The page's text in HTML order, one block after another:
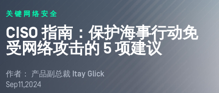
关键网络安全
CISO 指南：保护海事行动免
受网络攻击的 5 项建议
作者： 产品副总裁 Itay Glick
Sep11,2024